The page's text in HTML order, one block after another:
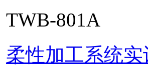
TWB-801A
柔性加工系统实